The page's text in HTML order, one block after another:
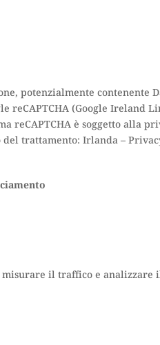
potenzialmente
reCAPTCHA (Google Ireland
reCAPTCHA è soggetto
del trattamento: Irlanda –
il traffico e